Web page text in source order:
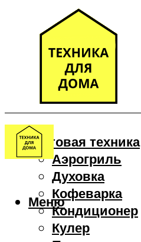
Бытовая техника
Аэрогриль
Духовка
Кофеварка
Кондиционер
Кулер
Меню